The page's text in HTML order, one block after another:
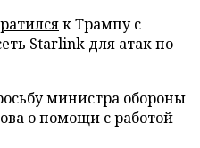
к Трампу с
Starlink для атак по
министра обороны
о помощи с работой